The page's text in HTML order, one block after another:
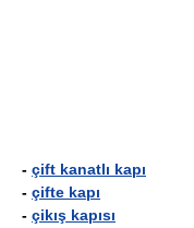
- çift kanatlı kapı
- çifte kapı
- çikış kapısı